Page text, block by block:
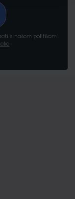
s našom politikom